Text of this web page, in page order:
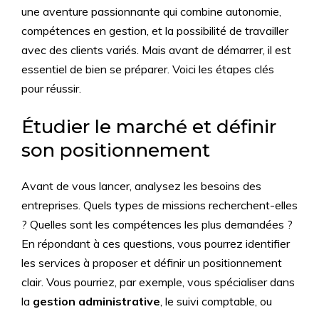
une aventure passionnante qui combine autonomie,
compétences en gestion, et la possibilité de travailler
avec des clients variés. Mais avant de démarrer, il est
essentiel de bien se préparer. Voici les étapes clés
pour réussir.
Étudier le marché et définir
son positionnement
Avant de vous lancer, analysez les besoins des
entreprises. Quels types de missions recherchent-elles
? Quelles sont les compétences les plus demandées ?
En répondant à ces questions, vous pourrez identifier
les services à proposer et définir un positionnement
clair. Vous pourriez, par exemple, vous spécialiser dans
la gestion administrative, le suivi comptable, ou